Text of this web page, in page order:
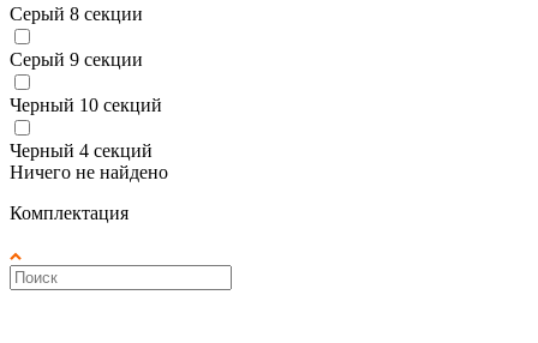
Серый 8 секции
Серый 9 секции
Черный 10 секций
Черный 4 секций
Ничего не найдено
Комплектация